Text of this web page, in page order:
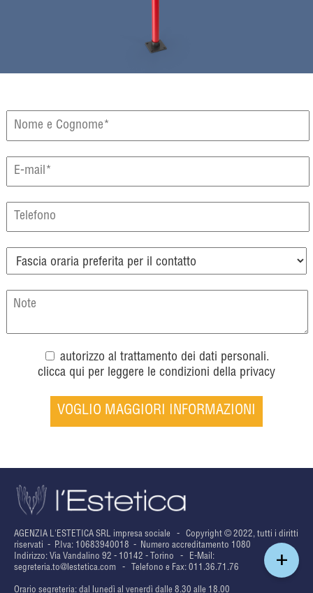
autorizzo al trattamento dei dati personali.
clicca qui per leggere le condizioni della privacy
AGENZIA L'ESTETICA SRL impresa sociale - Copyright © 2022, tutti i diritti
riservati - P.Iva: 10683940018 - Numero accreditamento 1080
Indirizzo: Via Vandalino 92 - 10142 - Torino - E-Mail:
segreteria.to@lestetica.com - Telefono e Fax: 011.36.71.76
Orario segreteria: dal lunedì al venerdì dalle 8.30 alle 18.00
+